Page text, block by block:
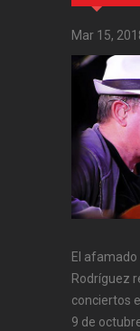
Mar 15,
El
Rodríguez
conciertos
9 de